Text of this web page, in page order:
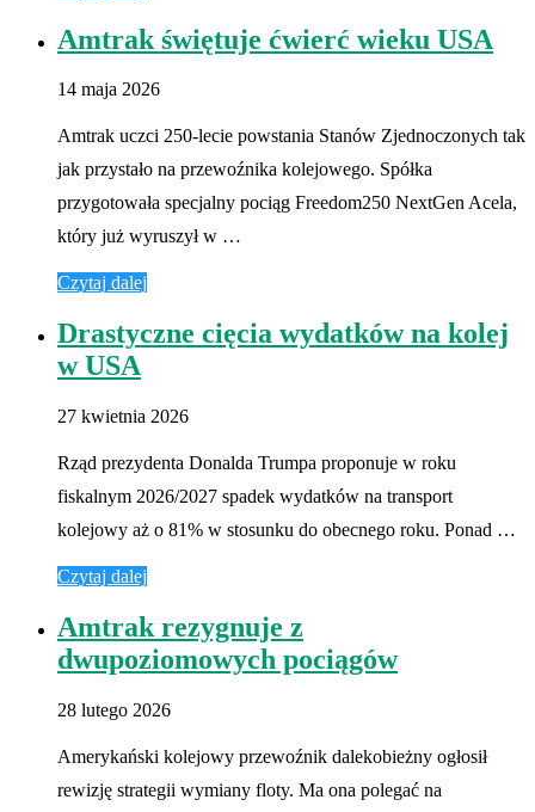
Amtrak świętuje ćwierć wieku USA
14 maja 2026
Amtrak uczci 250-lecie powstania Stanów Zjednoczonych tak
jak przystało na przewoźnika kolejowego. Spółka
przygotowała specjalny pociąg Freedom250 NextGen Acela,
który już wyruszył w …
Czytaj dalej
Drastyczne cięcia wydatków na kolej
w USA
27 kwietnia 2026
Rząd prezydenta Donalda Trumpa proponuje w roku
fiskalnym 2026/2027 spadek wydatków na transport
kolejowy aż o 81% w stosunku do obecnego roku. Ponad …
Czytaj dalej
Amtrak rezygnuje z
dwupoziomowych pociągów
28 lutego 2026
Amerykański kolejowy przewoźnik dalekobieżny ogłosił
rewizję strategii wymiany floty. Ma ona polegać na